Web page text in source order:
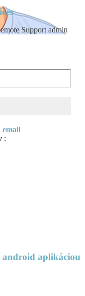
Support admin
email
:
android aplikáciou